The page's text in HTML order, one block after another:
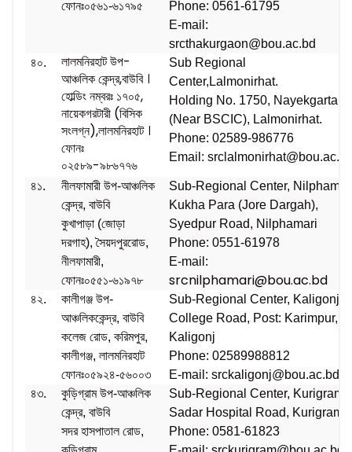
ফোনঃ০৫৬১-৬১৭৯৫
Phone: 0561-61795
E-mail:
srcthakurgaon@bou.ac.bd
৪০.
লালমনিরহাট উপ-
আঞ্চলিক কেন্দ্র,বাউবি ।
হোল্ডিং নম্বরঃ ১৭০৫,
নায়েকগরটারী (বিসিক
সংলগ্ন),লালমনিরহাট ।
ফোনঃ
০২৫৮৯-৯৮৬৭৭৬
Sub Regional
Center,Lalmonirhat.
Holding No. 1750, Nayekgartari
(Near BSCIC), Lalmonirhat.
Phone: 02589-986776
Email:
৪১.
নীলফামারী উপ-আঞ্চলিক
কেন্দ্র, বাউবি
কুখাপাড়া (জোড়া
দরগাহ), সৈয়দপুররোড,
নীলফামারী,
ফোনঃ০৫৫১-৬১৯৭৮
Sub-Regional Center,
Kukha Para (Jore Dargah),
Syedpur Road, Nilphamari
Phone: 0551-61978
E-mail:
srcnilphamari@bou.ac.bd
৪২.
কালীগঞ্জ উপ-
আঞ্চলিককেন্দ্র, বাউবি
কলেজ রোড, করিমপুর,
কালীগঞ্জ, লালমনিরহাট
ফোনঃ০৫৯২৪-৫৬০০৩
Sub-Regional Center, Kaligonj
College Road, Post: Karimpur,
Kaligonj
Phone: 02589988812
E-mail: srckaligonj@bou.ac.bd
৪৩.
কুড়িগ্রাম উপ-আঞ্চলিক
কেন্দ্র, বাউবি
সদর হাসপাতাল রোড,
Sub-Regional Center, Kurigram
Sadar Hospital Road, Kurigram
Phone: 0581-61823